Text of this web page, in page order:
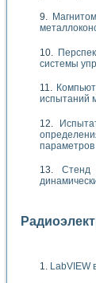
системы
испытаний
LabVIEW